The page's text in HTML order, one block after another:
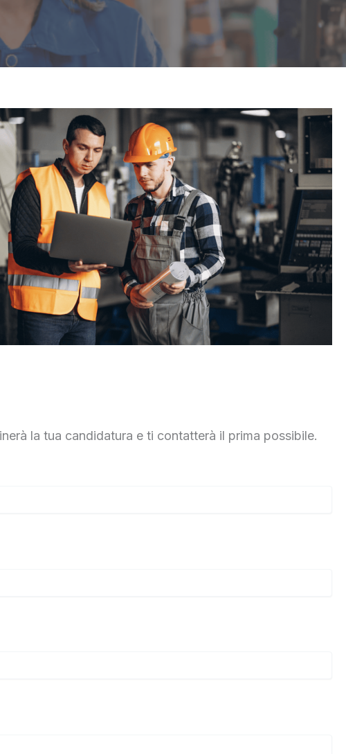
la tua candidatura e ti contatterà il prima possibile.